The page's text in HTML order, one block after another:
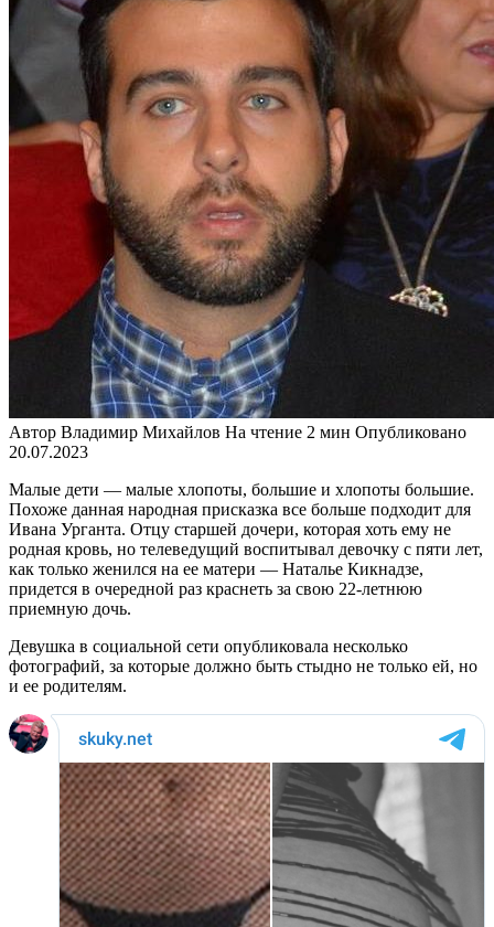
Автор Владимир Михайлов На чтение 2 мин Опубликовано
20.07.2023
Малые дети — малые хлопоты, большие и хлопоты большие.
Похоже данная народная присказка все больше подходит для
Ивана Урганта. Отцу старшей дочери, которая хоть ему не
родная кровь, но телеведущий воспитывал девочку с пяти лет,
как только женился на ее матери — Наталье Кикнадзе,
придется в очередной раз краснеть за свою 22-летнюю
приемную дочь.
Девушка в социальной сети опубликовала несколько
фотографий, за которые должно быть стыдно не только ей, но
и ее родителям.